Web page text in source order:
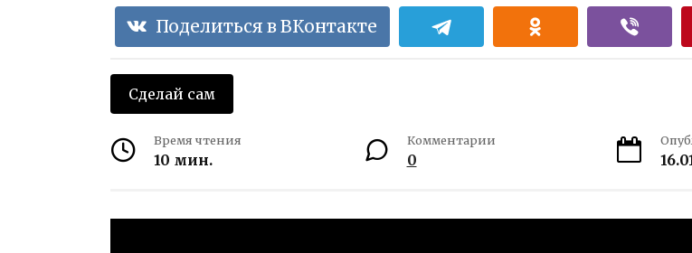
Поделиться в ВКонтакте
Сделай сам
Время чтения
10 мин.
Комментарии
0